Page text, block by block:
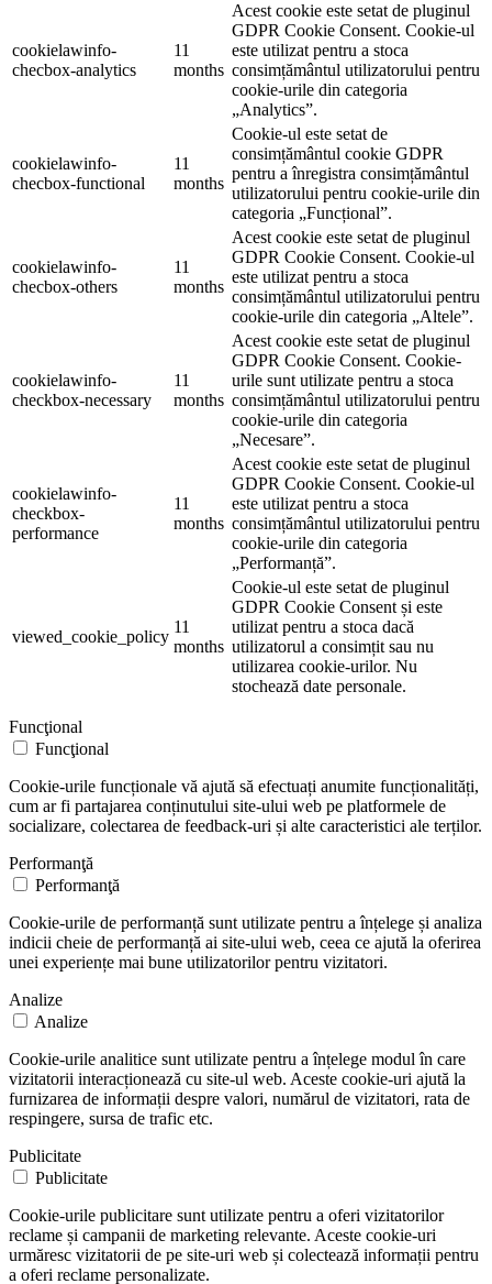
cookielawinfo-
checbox-analytics
11
months
Acest cookie este setat de pluginul
GDPR Cookie Consent. Cookie-ul
este utilizat pentru a stoca
consimțământul utilizatorului pentru
cookie-urile din categoria
„Analytics”.
cookielawinfo-
checbox-functional
11
months
Cookie-ul este setat de
consimțământul cookie GDPR
pentru a înregistra consimțământul
utilizatorului pentru cookie-urile din
categoria „Funcțional”.
cookielawinfo-
checbox-others
11
months
Acest cookie este setat de pluginul
GDPR Cookie Consent. Cookie-ul
este utilizat pentru a stoca
consimțământul utilizatorului pentru
cookie-urile din categoria „Altele”.
cookielawinfo-
checkbox-necessary
11
months
Acest cookie este setat de pluginul
GDPR Cookie Consent. Cookie-
urile sunt utilizate pentru a stoca
consimțământul utilizatorului pentru
cookie-urile din categoria
„Necesare”.
cookielawinfo-
checkbox-
performance
11
months
Acest cookie este setat de pluginul
GDPR Cookie Consent. Cookie-ul
este utilizat pentru a stoca
consimțământul utilizatorului pentru
cookie-urile din categoria
„Performanță”.
viewed_cookie_policy
11
months
Cookie-ul este setat de pluginul
GDPR Cookie Consent și este
utilizat pentru a stoca dacă
utilizatorul a consimțit sau nu
utilizarea cookie-urilor. Nu
stochează date personale.
Funcţional
Funcţional
Cookie-urile funcționale vă ajută să efectuați anumite funcționalități,
cum ar fi partajarea conținutului site-ului web pe platformele de
socializare, colectarea de feedback-uri și alte caracteristici ale terților.
Performanţă
Performanţă
Cookie-urile de performanță sunt utilizate pentru a înțelege și analiza
indicii cheie de performanță ai site-ului web, ceea ce ajută la oferirea
unei experiențe mai bune utilizatorilor pentru vizitatori.
Analize
Analize
Cookie-urile analitice sunt utilizate pentru a înțelege modul în care
vizitatorii interacționează cu site-ul web. Aceste cookie-uri ajută la
furnizarea de informații despre valori, numărul de vizitatori, rata de
respingere, sursa de trafic etc.
Publicitate
Publicitate
Cookie-urile publicitare sunt utilizate pentru a oferi vizitatorilor
reclame și campanii de marketing relevante. Aceste cookie-uri
urmăresc vizitatorii de pe site-uri web și colectează informații pentru
a oferi reclame personalizate.